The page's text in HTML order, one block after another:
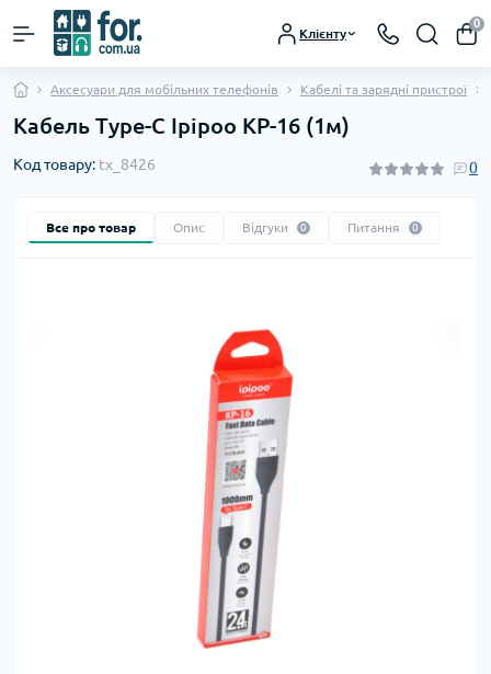
Клієнту
0
Аксесуари для мобільних телефонів Кабелі та зарядні пристрої
Кабель Type-C Ipipoo KP-16 (1м)
Код товару: tx_8426 0
Все про товар Опис Відгуки 0 Питання 0